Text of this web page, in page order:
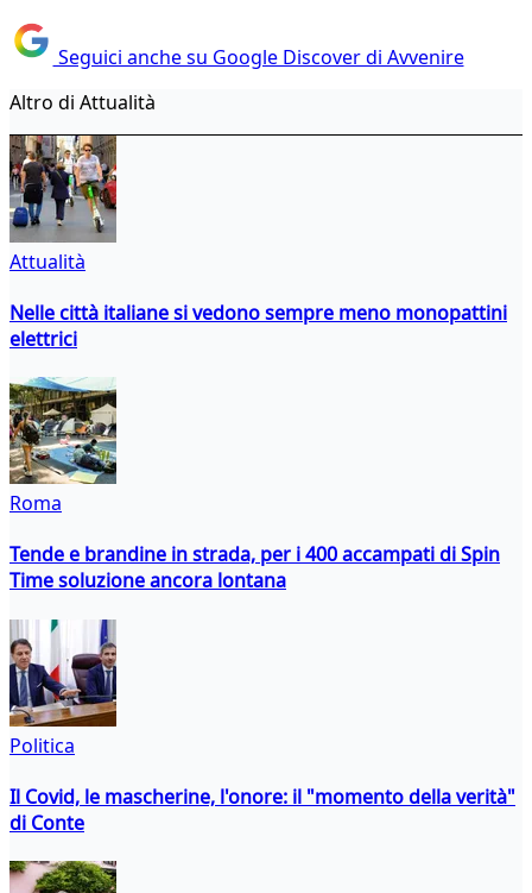
Seguici anche su Google Discover di Avvenire
Altro di Attualità
Attualità
Nelle città italiane si vedono sempre meno monopattini
elettrici
Roma
Tende e brandine in strada, per i 400 accampati di Spin
Time soluzione ancora lontana
Politica
Il Covid, le mascherine, l'onore: il "momento della verità"
di Conte